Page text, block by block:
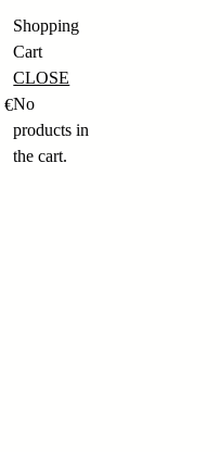
€
Shopping
Cart
CLOSE
No
products in
the cart.